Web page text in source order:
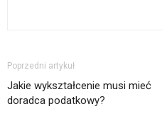
Poprzedni artykuł
Jakie wykształcenie musi mieć
doradca podatkowy?